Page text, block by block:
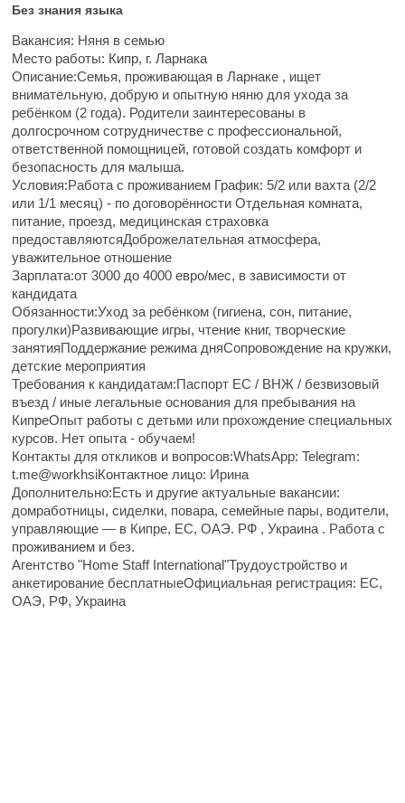
Без знания языка
Вакансия: Няня в семью
Место работы: Кипр, г. Ларнака
Описание:Семья, проживающая в Ларнаке , ищет
внимательную, добрую и опытную няню для ухода за
ребёнком (2 года). Родители заинтересованы в
долгосрочном сотрудничестве с профессиональной,
ответственной помощницей, готовой создать комфорт и
безопасность для малыша.
Условия:Работа с проживанием График: 5/2 или вахта (2/2
или 1/1 месяц) - по договорённости Отдельная комната,
питание, проезд, медицинская страховка
предоставляютсяДоброжелательная атмосфера,
уважительное отношение
Зарплата:от 3000 до 4000 евро/мес, в зависимости от
кандидата
Обязанности:Уход за ребёнком (гигиена, сон, питание,
прогулки)Развивающие игры, чтение книг, творческие
занятияПоддержание режима дняСопровождение на кружки,
детские мероприятия
Требования к кандидатам:Паспорт ЕС / ВНЖ / безвизовый
въезд / иные легальные основания для пребывания на
КипреОпыт работы с детьми или прохождение специальных
курсов. Нет опыта - обучаем!
Контакты для откликов и вопросов:WhatsApp: Telegram:
t.me@workhsiКонтактное лицо: Ирина
Дополнительно:Есть и другие актуальные вакансии:
домработницы, сиделки, повара, семейные пары, водители,
управляющие — в Кипре, ЕС, ОАЭ. РФ , Украина . Работа с
проживанием и без.
Агентство "Home Staff International"Трудоустройство и
анкетирование бесплатныеОфициальная регистрация: ЕС,
ОАЭ, РФ, Украина